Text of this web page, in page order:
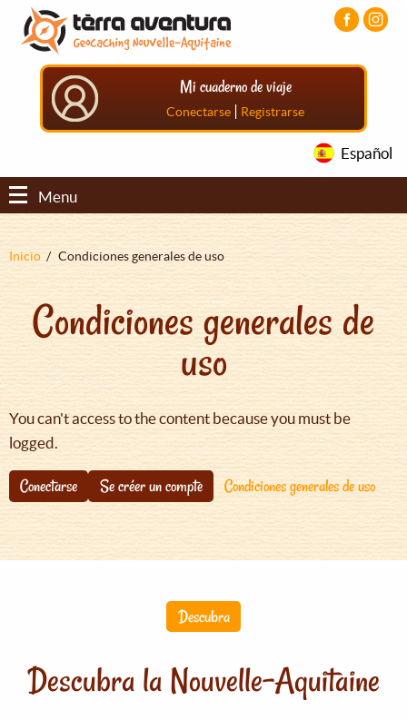
Pasar
contenido
principal
Pasar
menú
principal
Pasar
principal
Mi cuaderno de viaje
Conectarse | Registrarse
Español
Menu
Sobrescribir
ayuda
navegación
Inicio Condiciones generales de uso
Condiciones generales de
uso
You can't access to the content because you must be
logged.
Conectarse Se créer un compte Condiciones generales de uso
Descubra
Descubra la Nouvelle-Aquitaine